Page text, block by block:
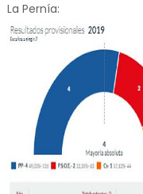
La Pernía: